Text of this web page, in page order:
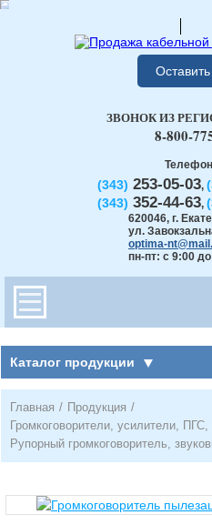
Оставить
(343) 253-05-03,
(343) 352-44-63,
620046, г.
ул.
optima-
пн-пт: с 9:00
ЗВОНОК ИЗ
8-800-
Каталог продукции
Главная / Продукция /
Громкоговорители, усилители,
Рупорный громкоговоритель,